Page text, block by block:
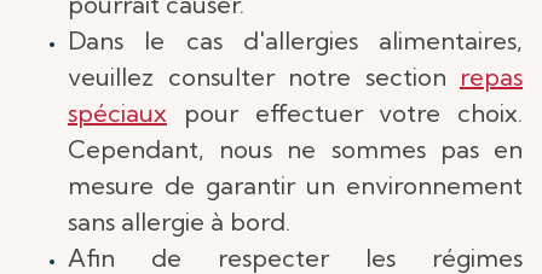
Dans le cas d'allergies alimentaires,
veuillez consulter notre section repas
spéciaux pour effectuer votre choix.
Cependant, nous ne sommes pas en
mesure de garantir un environnement
sans allergie à bord.
Afin de respecter les régimes